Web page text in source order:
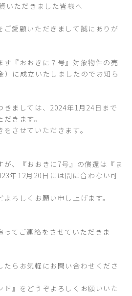
いただきました皆様へ
ご愛顧いただきまして誠にありが
す『おおきに７号』対象物件の売
）に成立いたしましたのでお知ら
きましては、2024年1月24日まで
きます。
させていただきます。
、『おおきに7号』の償還は『ま
年12月20日には間に合わない可
ろしくお願い申し上げます。
てご連絡をさせていただきま
たらお気軽にお問い合わせくださ
ド』をどうぞよろしくお願いいた